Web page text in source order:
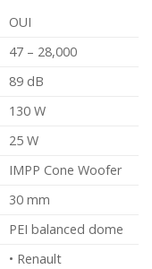
OUI
47 – 28,000
89 dB
130 W
25 W
IMPP Cone Woofer
30 mm
PEI balanced dome
• Renault